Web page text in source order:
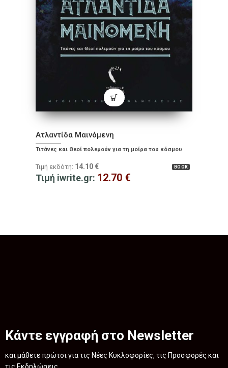
Ατλαντίδα Μαινόμενη
Τιτάνες και Θεοί πολεμούν για τη μοίρα του κόσμου
BOOK
Τιμή εκδότη: 14.10 €
Τιμή iwrite.gr: 12.70 €
Κάντε εγγραφή στο Newsletter
και μάθετε πρώτοι για τις Νέες Κυκλοφορίες, τις Προσφορές και